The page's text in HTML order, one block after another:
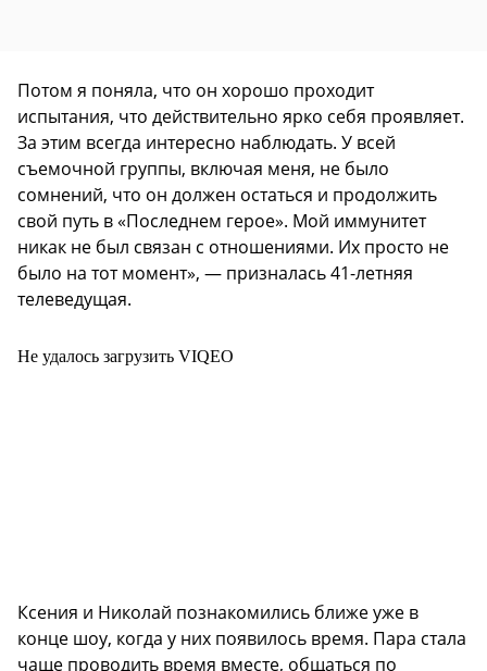
Потом я поняла, что он хорошо проходит
испытания, что действительно ярко себя проявляет.
За этим всегда интересно наблюдать. У всей
съемочной группы, включая меня, не было
сомнений, что он должен остаться и продолжить
свой путь в «Последнем герое». Мой иммунитет
никак не был связан с отношениями. Их просто не
было на тот момент», — призналась 41-летняя
телеведущая.
Не удалось загрузить VIQEO
Ксения и Николай познакомились ближе уже в
конце шоу, когда у них появилось время. Пара стала
чаще проводить время вместе, общаться по